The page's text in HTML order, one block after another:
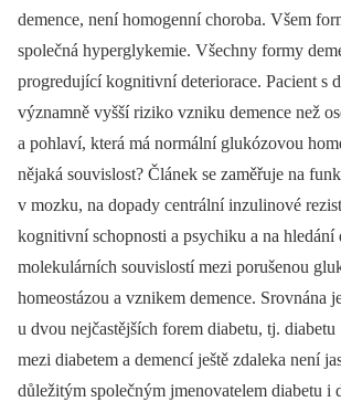
demence, není homogenní choroba. Všem
společná hyperglykemie. Všechny formy
progredující kognitivní deteriorace. Pacient s
významně vyšší riziko vzniku demence než
a pohlaví, která má normální glukózovou
nějaká souvislost? Článek se zaměřuje na
v mozku, na dopady centrální inzulinové
kognitivní schopnosti a psychiku a na hledání
molekulárních souvislostí mezi porušenou
homeostázou a vznikem demence. Srovnána
u dvou nejčastějších forem diabetu, tj.
mezi diabetem a demencí ještě zdaleka není
důležitým společným jmenovatelem diabetu i